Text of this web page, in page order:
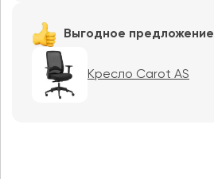
Выгодное предложение
Кресло Carot AS